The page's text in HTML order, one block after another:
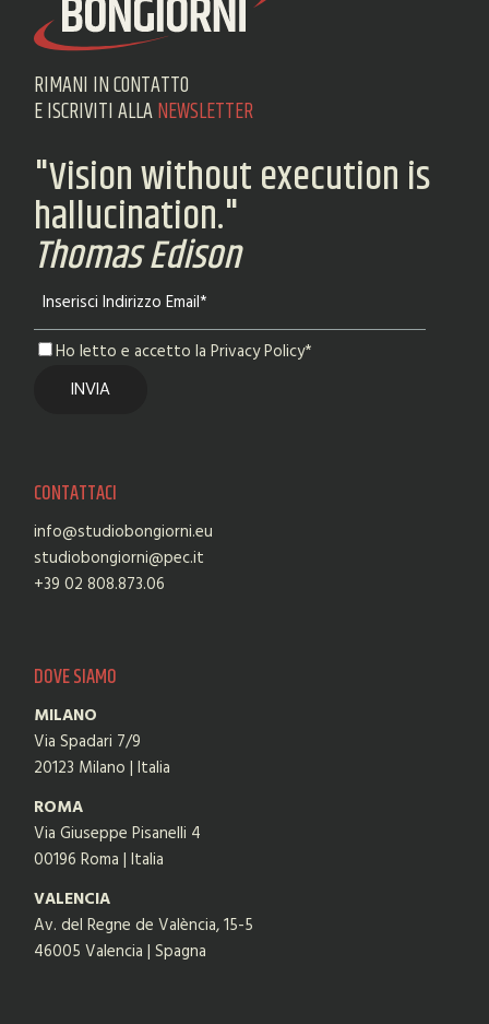
RIMANI IN CONTATTO
E ISCRIVITI ALLANEWSLETTER
"Vision without execution is
hallucination."
Thomas Edison
Ho letto e accetto la Privacy Policy*
CONTATTACI
info@studiobongiorni.eu
studiobongiorni@pec.it
+39 02 808.873.06
DOVE SIAMO
MILANO
Via Spadari 7/9
20123 Milano | Italia
ROMA
Via Giuseppe Pisanelli 4
00196 Roma | Italia
VALENCIA
Av. del Regne de València, 15-5
46005 Valencia | Spagna